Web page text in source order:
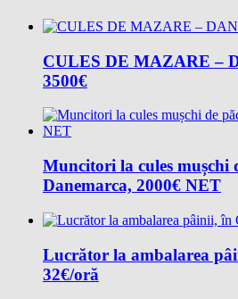
CULES DE MAZARE –
3500€
Muncitori la cules mușchi
Danemarca, 2000€ NET
Lucrător la ambalarea
32€/oră